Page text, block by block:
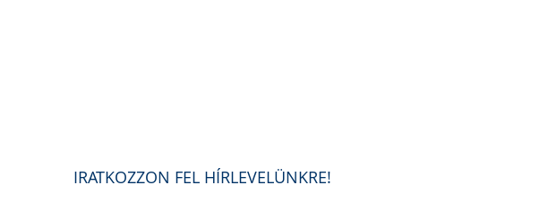
IRATKOZZON FEL HÍRLEVELÜNKRE!